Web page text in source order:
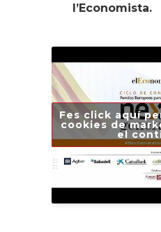
l’Economista.
Fes click aquí
cookies de
el